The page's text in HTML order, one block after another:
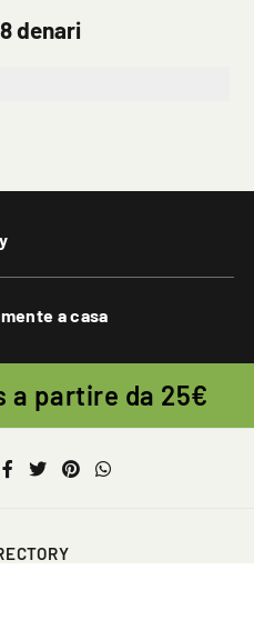
8 denari
a casa
a partire da 25€